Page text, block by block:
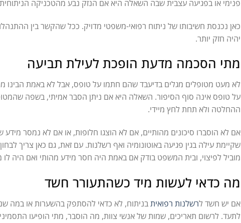
פנימי או בפגיעה עצבית שבה השאלה היא אם הנזק נבע מהטכניקה
כאן נכנסת חשיבותו של ניתוח רפואי-משפטי מדויק. ככל שהקשר בין
יהיה חזק יותר.
מתי הסכמה מדעת הופכת לעילת תביעה
לא מעט מטופלים מגלים בדיעבד שהם חתמו על טופס, אבל לא באמת הבינו
על טופס אינה סוף הסיפור. השאלה היא אם ניתן הסבר אמיתי, בשפה
ההחלטה ולא תחת לחץ מיידי.
אם לא הוסברו סיכונים מהותיים, אם לא הוצגו חלופות, או אם לא נמסר מידע
שקיימת עילה בגין פגיעה באוטונומיה ואף רשלנות. עם זאת, גם כאן צריך
מוביל לפיצוי, ובית המשפט בודק אם באמת היה חסר מידע מהותי ואם היה
מה כדאי לעשות מיד כשהתעורר חשד
אם יש חשד לרשלנות רפואיתבניתוח, לא כדאי להסתפק בהשערות או במה
לתעד. לרשום תאריכים, שמות של אנשי צוות, מה הוסבר, מתי הופיעו התסמינים,